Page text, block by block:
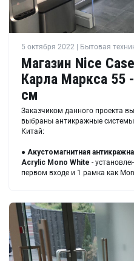
5 октября 2022 | Бытовая
Магазин Nice
Карла Маркса 55
см
Заказчиком данного проекта
выбраны антикражные системы
Китай:
● Акустомагнитная
Acrylic Mono White -
первом входе и 1 рамка как